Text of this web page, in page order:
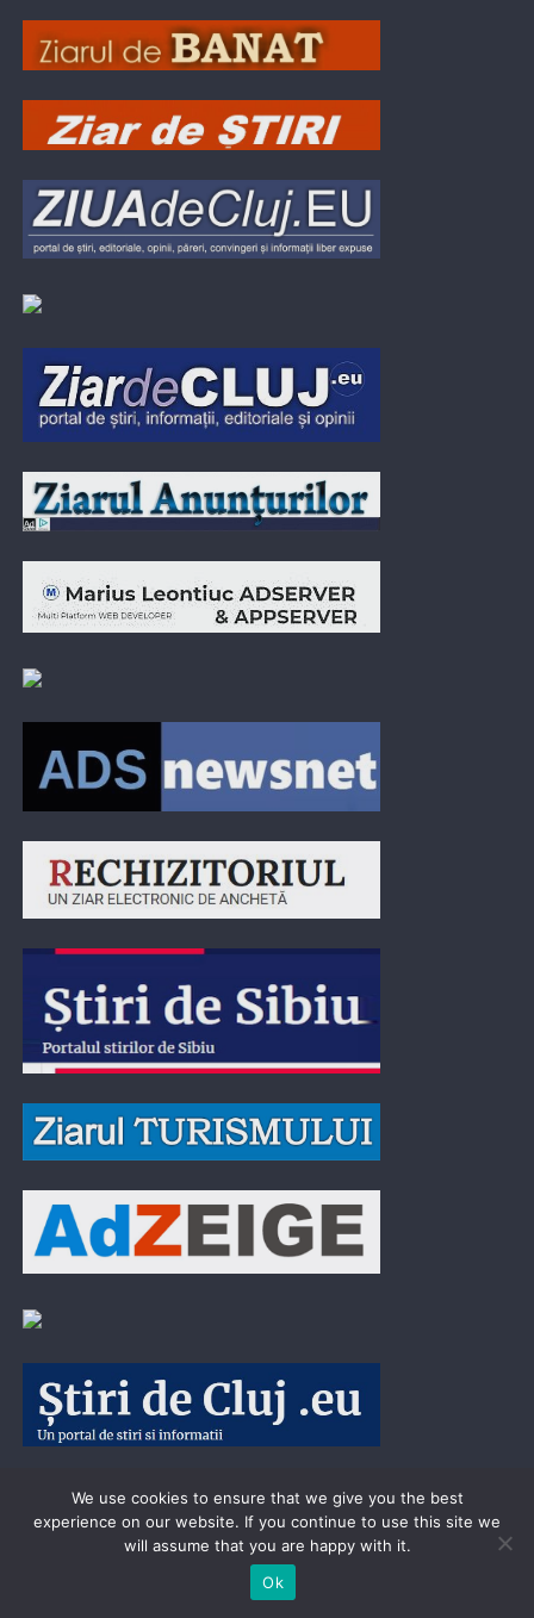
We use cookies to ensure that we give you the best
experience on our website. If you continue to use this site we
will assume that you are happy with it.
Ok